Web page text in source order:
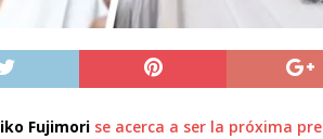
INTERNACIONAL
Fujimori se acerca a ser la próxima